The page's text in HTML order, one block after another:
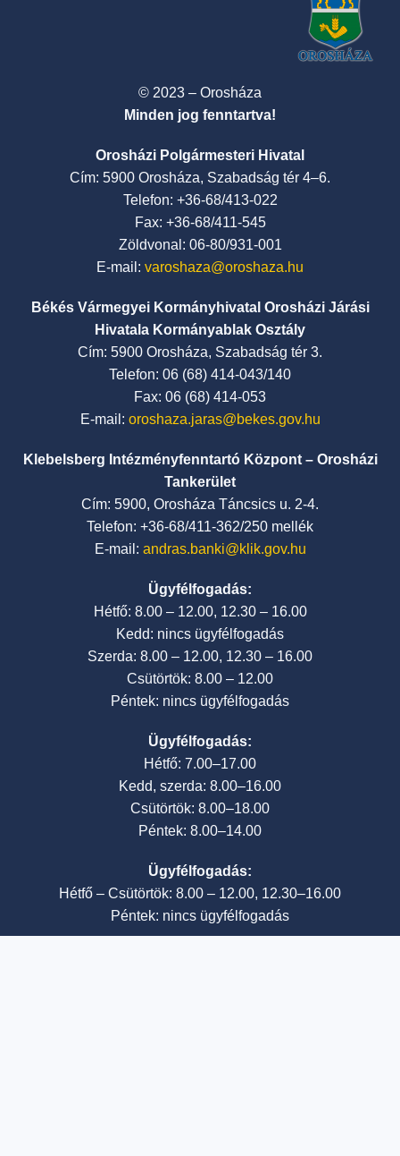
© 2023 – Orosháza
Minden jog fenntartva!
Orosházi Polgármesteri Hivatal
Cím: 5900 Orosháza, Szabadság tér 4–6.
Telefon: +36-68/413-022
Fax: +36-68/411-545
Zöldvonal: 06-80/931-001
E-mail: varoshaza@oroshaza.hu
Békés Vármegyei Kormányhivatal Orosházi Járási
Hivatala Kormányablak Osztály
Cím: 5900 Orosháza, Szabadság tér 3.
Telefon: 06 (68) 414-043/140
Fax: 06 (68) 414-053
E-mail: oroshaza.jaras@bekes.gov.hu
Klebelsberg Intézményfenntartó Központ – Orosházi
Tankerület
Cím: 5900, Orosháza Táncsics u. 2-4.
Telefon: +36-68/411-362/250 mellék
E-mail: andras.banki@klik.gov.hu
Ügyfélfogadás:
Hétfő: 8.00 – 12.00, 12.30 – 16.00
Kedd: nincs ügyfélfogadás
Szerda: 8.00 – 12.00, 12.30 – 16.00
Csütörtök: 8.00 – 12.00
Péntek: nincs ügyfélfogadás
Ügyfélfogadás:
Hétfő: 7.00–17.00
Kedd, szerda: 8.00–16.00
Csütörtök: 8.00–18.00
Péntek: 8.00–14.00
Ügyfélfogadás:
Hétfő – Csütörtök: 8.00 – 12.00, 12.30–16.00
Péntek: nincs ügyfélfogadás